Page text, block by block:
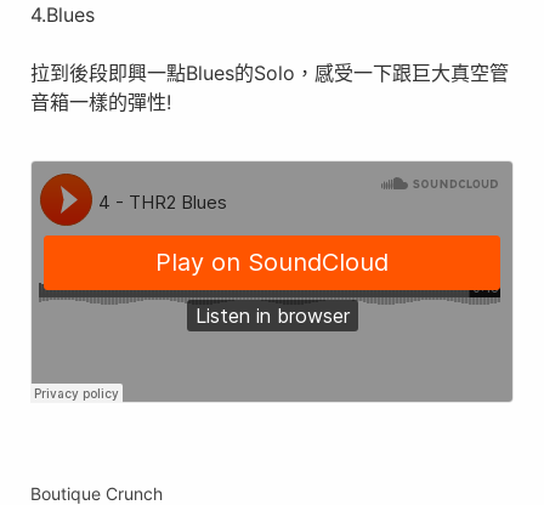
4.Blues
拉到後段即興一點Blues的Solo，感受一下跟巨大真空管
音箱一樣的彈性!
Boutique Crunch